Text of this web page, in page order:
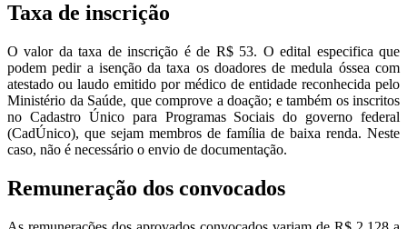
Taxa de inscrição
O valor da taxa de inscrição é de R$ 53. O edital especifica que
podem pedir a isenção da taxa os doadores de medula óssea com
atestado ou laudo emitido por médico de entidade reconhecida pelo
Ministério da Saúde, que comprove a doação; e também os inscritos
no Cadastro Único para Programas Sociais do governo federal
(CadÚnico), que sejam membros de família de baixa renda. Neste
caso, não é necessário o envio de documentação.
Remuneração dos convocados